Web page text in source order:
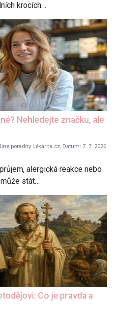
krocích…
Nehledejte značku, ale
poradny Lékárna.cz, Datum: 7. 7. 2026
alergická reakce nebo
stát…
Co je pravda a